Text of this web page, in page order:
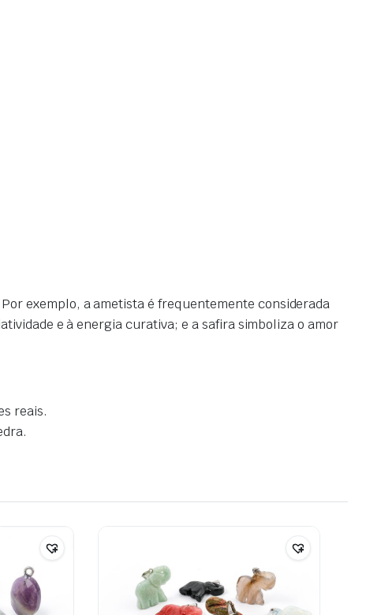
exemplo, a ametista é frequentemente considerada
e à energia curativa; e a safira simboliza o amor
reais.